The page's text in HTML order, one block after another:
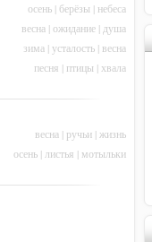
осень | берёзы | небеса
весна |ожидание | душа
зима |усталость | весна
песня | птицы | хвала
весна | ручьи | жизнь
осень | листья | мотыльки